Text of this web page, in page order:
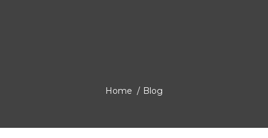
Home / Blog